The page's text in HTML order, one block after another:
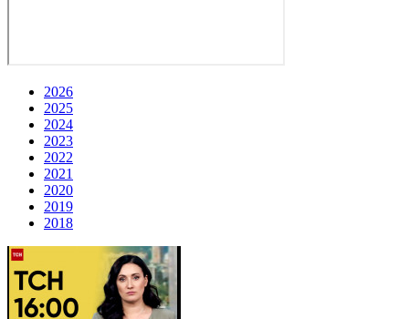
2026
2025
2024
2023
2022
2021
2020
2019
2018